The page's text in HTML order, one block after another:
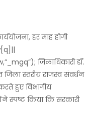
हर माह होगी
जिलाधिकारी डॉ.
स्तरीय राजस्व संवर्धन
हुए विभागीय
स्पष्ट किया कि सरकारी